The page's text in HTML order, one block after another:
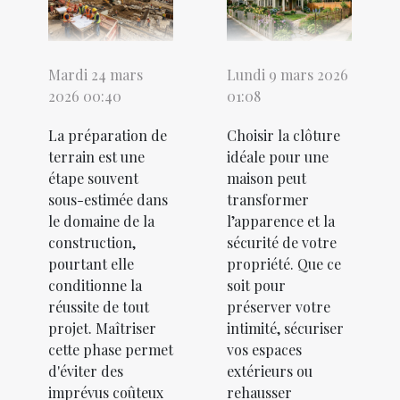
Mardi 24 mars
2026 00:40
La préparation de
terrain est une
étape souvent
sous-estimée dans
le domaine de la
construction,
pourtant elle
conditionne la
réussite de tout
projet. Maîtriser
cette phase permet
d'éviter des
imprévus coûteux
Lundi 9 mars 2026
01:08
Choisir la clôture
idéale pour une
maison peut
transformer
l’apparence et la
sécurité de votre
propriété. Que ce
soit pour
préserver votre
intimité, sécuriser
vos espaces
extérieurs ou
rehausser